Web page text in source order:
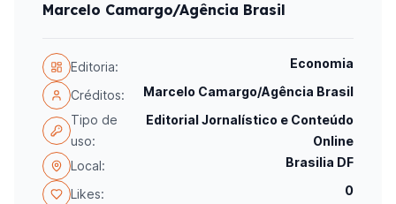
Marcelo Camargo/Agência Brasil
Editoria: Economia
Créditos:
Marcelo Camargo/Agência Brasil
Tipo de
uso:
Editorial Jornalístico e Conteúdo
Online
Local:
Brasilia DF
Likes: 0